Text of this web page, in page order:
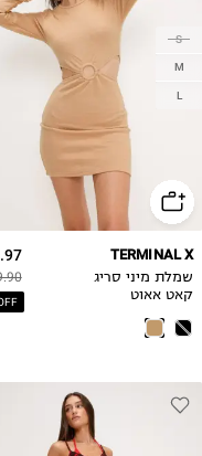
S
M
L
₪
₪
TERMINAL X
שמלת מיני סריג
קאט אאוט